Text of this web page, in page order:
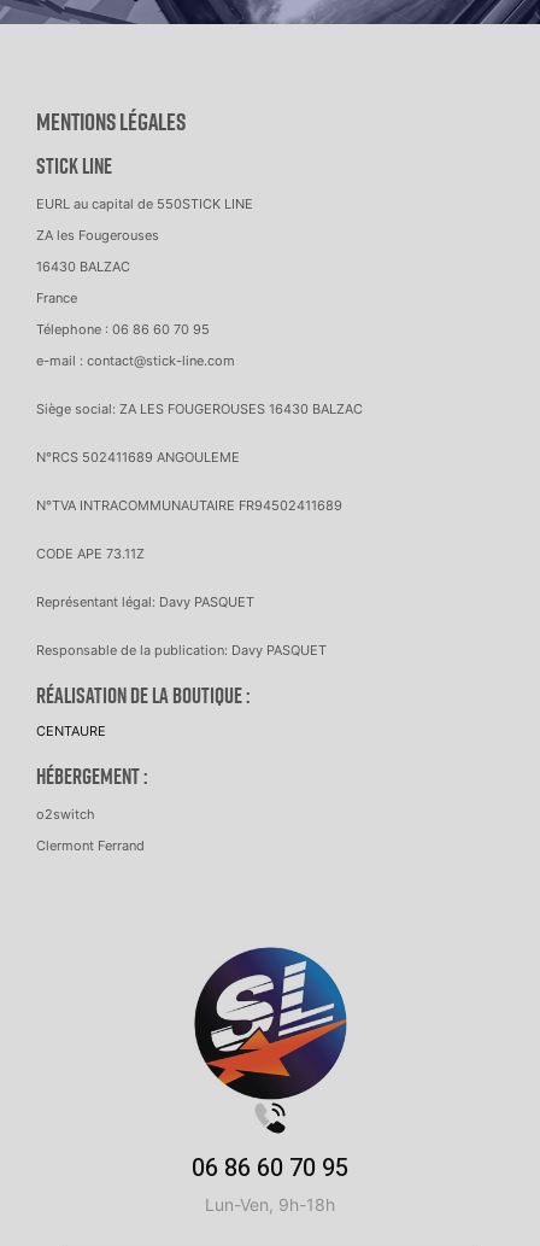
Mentions légales
STICK LINE
EURL au capital de 550STICK LINE
ZA les Fougerouses
16430 BALZAC
France
Télephone : 06 86 60 70 95
e-mail : contact@stick-line.com
Siège social: ZA LES FOUGEROUSES 16430 BALZAC
N°RCS 502411689 ANGOULEME
N°TVA INTRACOMMUNAUTAIRE FR94502411689
CODE APE 73.11Z
Représentant légal: Davy PASQUET
Responsable de la publication: Davy PASQUET
Réalisation de la boutique :
CENTAURE
Hébergement :
o2switch
Clermont Ferrand
06 86 60 70 95
Lun-Ven, 9h-18h